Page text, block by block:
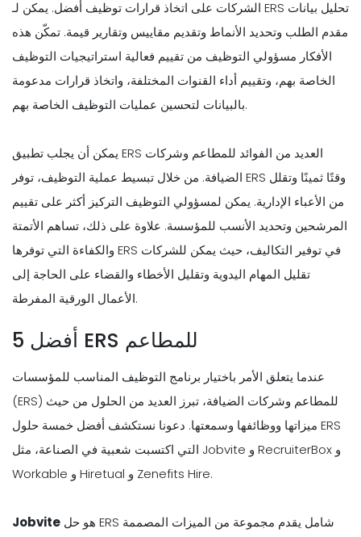
الشركات على اتخاذ قرارات توظيف أفضل. يمكن لـ ERS تحليل بيانات
مقدم الطلب وتحديد الأنماط وتقديم مقاييس وتقارير قيمة. تمكّن هذه
الأفكار مسؤولي التوظيف من تقييم فعالية استراتيجيات التوظيف
الخاصة بهم، وتقييم أداء القنوات المختلفة، واتخاذ قرارات مدعومة
بالبيانات لتحسين عمليات التوظيف الخاصة بهم.
يمكن أن يجلب تطبيق ERS العديد من الفوائد للمطاعم وشركات
الضيافة. من خلال تبسيط عملية التوظيف، توفر ERS وقتًا ثمينًا وتقلل
من الأعباء الإدارية. يمكن لمسؤولي التوظيف التركيز أكثر على تقييم
المرشحين وتحديد الأنسب للمؤسسة. علاوة على ذلك، تساهم الأتمتة
والكفاءة التي توفرها ERS في توفير التكاليف، حيث يمكن للشركات
تقليل المهام اليدوية وتقليل الأخطاء والقضاء على الحاجة إلى
الأعمال الورقية المفرطة.
أفضل 5 ERS للمطاعم
عندما يتعلق الأمر باختيار برنامج التوظيف المناسب للمؤسسات
(ERS) للمطاعم وشركات الضيافة، تبرز العديد من الحلول من حيث
ميزاتها ووظائفها وسمعتها. دعونا نستكشف أفضل خمسة حلول ERS
التي اكتسبت شعبية في الصناعة، مثل Jobvite و RecruiterBox و
Workable و Hiretual و Zenefits Hire.
Jobvite